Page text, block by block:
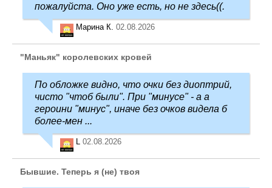
пожалуйста. Оно уже есть, но не здесь((.
Марина К. 02.08.2026
"Маньяк" королевских кровей
По обложке видно, что очки без диоптрий,
чисто "чтоб были". При "минусе" - а а
героини "минус", иначе без очков видела б
более-мен ...
02.08.2026
Бывшие. Теперь я (не) твоя